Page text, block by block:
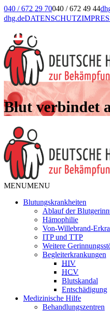
040 / 672 29 70040 / 672 49 44
dhg.deDATENSCHUTZ
Blut verbindet
MENUMENU
Blutungskrankheiten
Ablauf der
Hämophilie
Von-Willebrand-
ITP und TTP
Weitere
Begleiterkrankungen
HIV
HCV
Blutskandal
Entschädigung
Medizinische Hilfe
Behandlungszentren